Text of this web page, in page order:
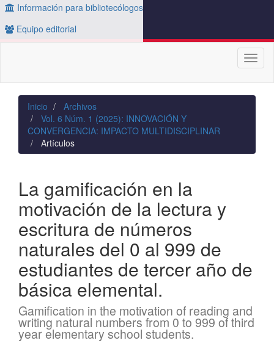
Información para bibliotecólogos
Equipo editorial
Inicio
Archivos
Vol. 6 Núm. 1 (2025): INNOVACIÓN Y
CONVERGENCIA: IMPACTO MULTIDISCIPLINAR
Artículos
La gamificación en la
motivación de la lectura y
escritura de números
naturales del 0 al 999 de
estudiantes de tercer año de
básica elemental.
Gamification in the motivation of reading and
writing natural numbers from 0 to 999 of third
year elementary school students.